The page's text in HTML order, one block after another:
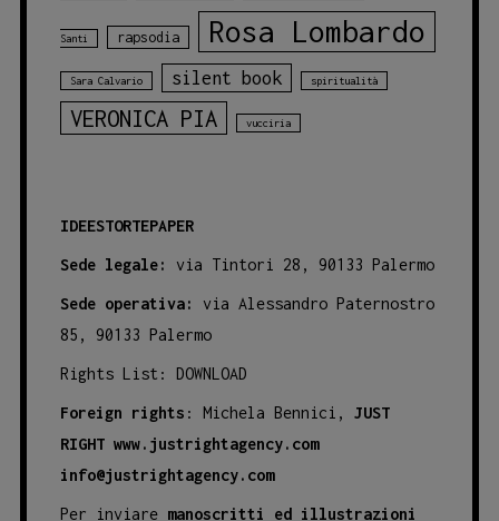
Santi rapsodia Rosa Lombardo
Sara Calvario silent book spiritualità
VERONICA PIA vucciria
IDEESTORTEPAPER
Sede legale: via Tintori 28, 90133 Palermo
Sede operativa:
via Alessandro Paternostro
85, 90133 Palermo
Rights List: DOWNLOAD
Foreign rights : Michela Bennici, JUST
RIGHT www.justrightagency.com
info@justrightagency.com
Per inviare manoscritti ed illustrazioni